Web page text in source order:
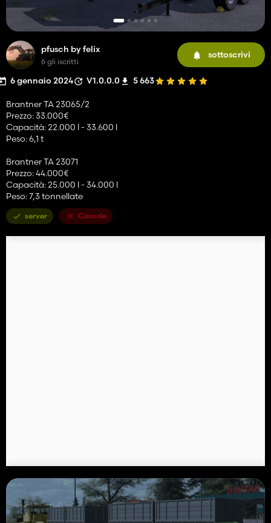
pfusch by felix
6 gli iscritti
sottoscrivi
6 gennaio 2024 V1.0.0.0 5 663
Brantner TA 23065/2
Prezzo: 33.000€
Capacità: 22.000 l - 33.600 l
Peso: 6,1 t
Brantner TA 23071
Prezzo: 44.000€
Capacità: 25.000 l - 34.000 l
Peso: 7,3 tonnellate
server Console